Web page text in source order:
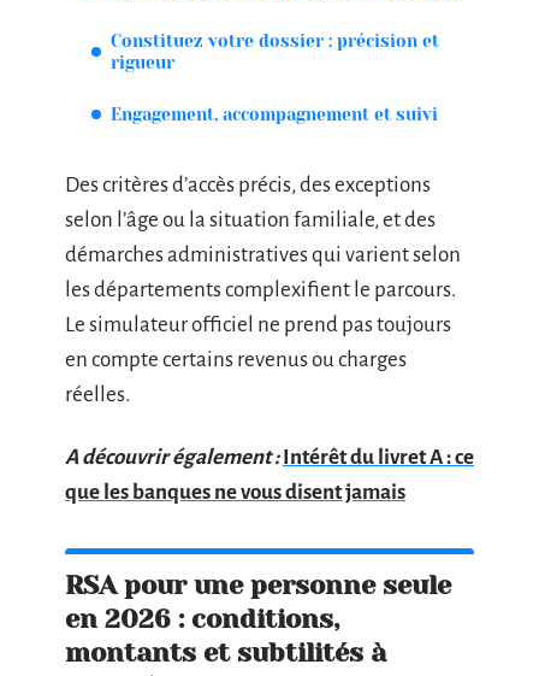
Constituez votre dossier : précision et
rigueur
Engagement, accompagnement et suivi
Des critères d’accès précis, des exceptions
selon l’âge ou la situation familiale, et des
démarches administratives qui varient selon
les départements complexifient le parcours.
Le simulateur officiel ne prend pas toujours
en compte certains revenus ou charges
réelles.
A découvrir également : Intérêt du livret A : ce
que les banques ne vous disent jamais
RSA pour une personne seule
en 2026 : conditions,
montants et subtilités à